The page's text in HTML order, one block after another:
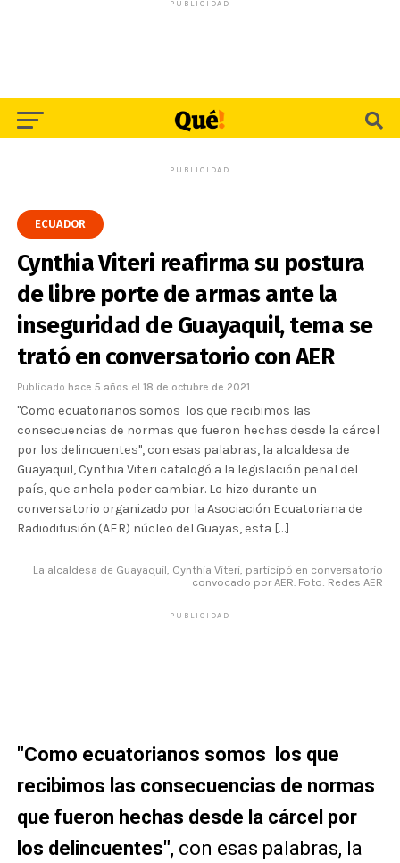
PUBLICIDAD
PUBLICIDAD
ECUADOR
Cynthia Viteri reafirma su postura
de libre porte de armas ante la
inseguridad de Guayaquil, tema se
trató en conversatorio con AER
Publicado hace 5 años el 18 de octubre de 2021
"Como ecuatorianos somos los que recibimos las
consecuencias de normas que fueron hechas desde la cárcel
por los delincuentes", con esas palabras, la alcaldesa de
Guayaquil, Cynthia Viteri catalogó a la legislación penal del
país, que anhela poder cambiar. Lo hizo durante un
conversatorio organizado por la Asociación Ecuatoriana de
Radiodifusión (AER) núcleo del Guayas, esta […]
La alcaldesa de Guayaquil, Cynthia Viteri, participó en conversatorio
convocado por AER. Foto: Redes AER
PUBLICIDAD
"Como ecuatorianos somos los que
recibimos las consecuencias de normas
que fueron hechas desde la cárcel por
los delincuentes", con esas palabras, la